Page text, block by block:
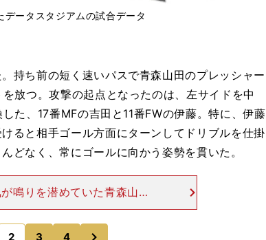
データスタジアムの試合データ
持ち前の短く速いパスで青森山田のプレッシャー
放つ。攻撃の起点となったのは、左サイドを中
た、17番MFの吉田と11番FWの伊藤。特に、伊藤
ると相手ゴール方面にターンしてドリブルを仕掛
どなく、常にゴールに向かう姿勢を貫いた。
鳴りを潜めていた青森山田
べって頭を動かせ！」とい
もに硬さがとれ、尚志の攻
尚志の
のページへ
2 3 4